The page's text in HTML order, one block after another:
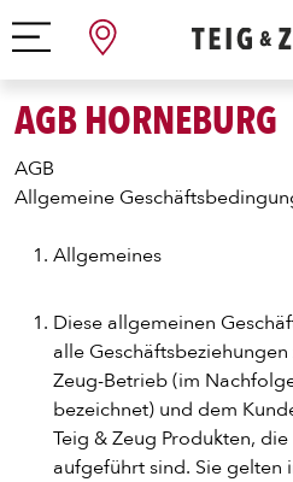
AGB HORNEBURG
AGB
Allgemeine
Allgemeines
Diese allgemeinen
alle
Zeug-Betrieb (im
bezeichnet) und dem
Teig & Zeug Produkten,
aufgeführt sind. Sie gelten